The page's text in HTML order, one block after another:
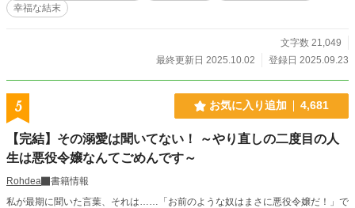
幸福な結末
文字数 21,049
最終更新日 2025.10.02
登録日 2025.09.23
5 お気に入り追加 4,681
【完結】その溺愛は聞いてない！ ～やり直しの二度目の人
生は悪役令嬢なんてごめんです～
Rohdea
書籍情報
私が最期に聞いた言葉、それは……「お前のような奴はまさに悪役令嬢だ！」で